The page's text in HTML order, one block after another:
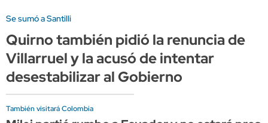
Se sumó a Santilli
Quirno también pidió la renuncia de
Villarruel y la acusó de intentar
desestabilizar al Gobierno
También visitará Colombia